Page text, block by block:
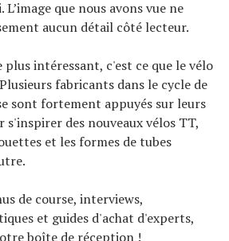
que nous avons vue ne
aucun détail côté lecteur.
intéressant, c'est ce que le vélo
fabricants dans le cycle de
sont fortement appuyés sur leurs
s'inspirer des nouveaux vélos TT,
et les formes de tubes
de course, interviews,
et guides d'achat d'experts,
boîte de réception !